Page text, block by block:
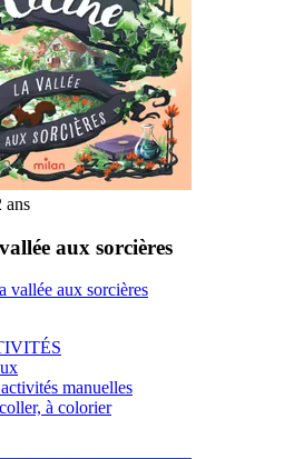
ans
aux sorcières
vallée aux sorcières
manuelles
à colorier